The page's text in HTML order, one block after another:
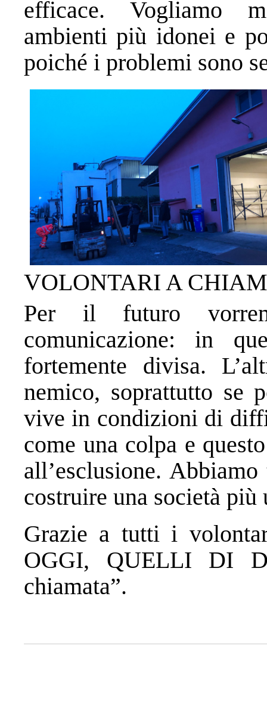
efficace. Vogliamo
ambienti più idonei e
poiché i problemi sono
VOLONTARI A
Per il futuro
comunicazione: in
fortemente divisa.
nemico, soprattutto se
vive in condizioni di
come una colpa e
all’esclusione.
costruire una società più
Grazie a tutti i
OGGI, QUELLI DI
chiamata”.